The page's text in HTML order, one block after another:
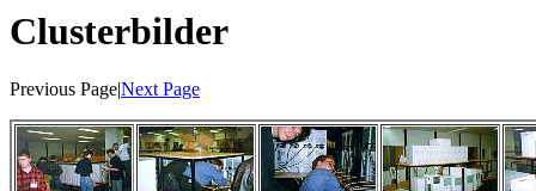
Clusterbilder
Previous Page|Next Page